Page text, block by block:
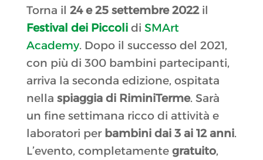
Torna il 24 e 25 settembre 2022il
Festival dei Piccolidi SMArt
Academy. Dopo il successo del 2021,
con più di 300 bambini partecipanti,
arriva la seconda edizione, ospitata
nella spiaggia di RiminiTerme. Sarà
un fine settimana ricco di attività e
laboratori perbambini dai 3 ai 12 anni.
L’evento, completamente gratuito,